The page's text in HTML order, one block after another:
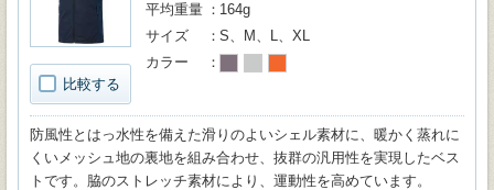
比較する
平均重量
164g
サイズ
S、M、L、XL
カラー
防風性とはっ水性を備えた滑りのよいシェル素材に、暖かく蒸れに
くいメッシュ地の裏地を組み合わせ、抜群の汎用性を実現したベス
トです。脇のストレッチ素材により、運動性を高めています。